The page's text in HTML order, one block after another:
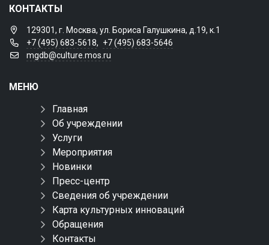
КОНТАКТЫ
129301, г. Москва, ул. Бориса Галушкина, д.19, к.1
+7 (495) 683-5618, +7 (495) 683-5646
mgdb@culture.mos.ru
МЕНЮ
Главная
Об учреждении
Услуги
Мероприятия
Новинки
Пресс-центр
Сведения об учреждении
Карта культурных инноваций
Обращения
Контакты